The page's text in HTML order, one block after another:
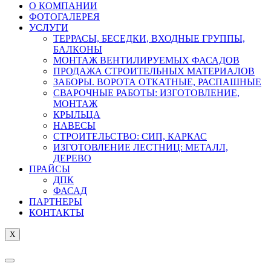
О КОМПАНИИ
ФОТОГАЛЕРЕЯ
УСЛУГИ
ТЕРРАСЫ, БЕСЕДКИ, ВХОДНЫЕ ГРУППЫ,
БАЛКОНЫ
МОНТАЖ ВЕНТИЛИРУЕМЫХ ФАСАДОВ
ПРОДАЖА СТРОИТЕЛЬНЫХ МАТЕРИАЛОВ
ЗАБОРЫ. ВОРОТА ОТКАТНЫЕ, РАСПАШНЫЕ
СВАРОЧНЫЕ РАБОТЫ: ИЗГОТОВЛЕНИЕ,
МОНТАЖ
КРЫЛЬЦА
НАВЕСЫ
СТРОИТЕЛЬСТВО: СИП, КАРКАС
ИЗГОТОВЛЕНИЕ ЛЕСТНИЦ: МЕТАЛЛ,
ДЕРЕВО
ПРАЙСЫ
ДПК
ФАСАД
ПАРТНЕРЫ
КОНТАКТЫ
X